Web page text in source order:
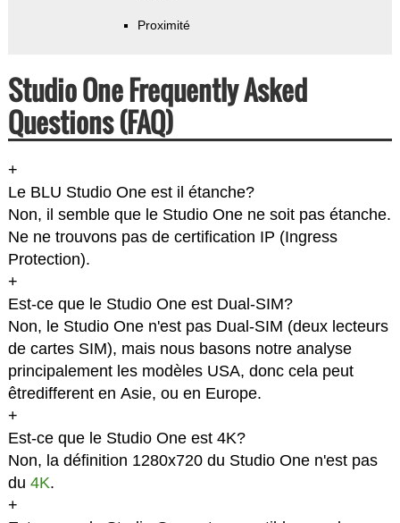
Proximité
Studio One Frequently Asked
Questions (FAQ)
+
Le BLU Studio One est il étanche?
Non, il semble que le Studio One ne soit pas étanche.
Ne ne trouvons pas de certification IP (Ingress
Protection).
+
Est-ce que le Studio One est Dual-SIM?
Non, le Studio One n'est pas Dual-SIM (deux lecteurs
de cartes SIM), mais nous basons notre analyse
principalement les modèles USA, donc cela peut
êtredifferent en Asie, ou en Europe.
+
Est-ce que le Studio One est 4K?
Non, la définition 1280x720 du Studio One n'est pas
du 4K.
+